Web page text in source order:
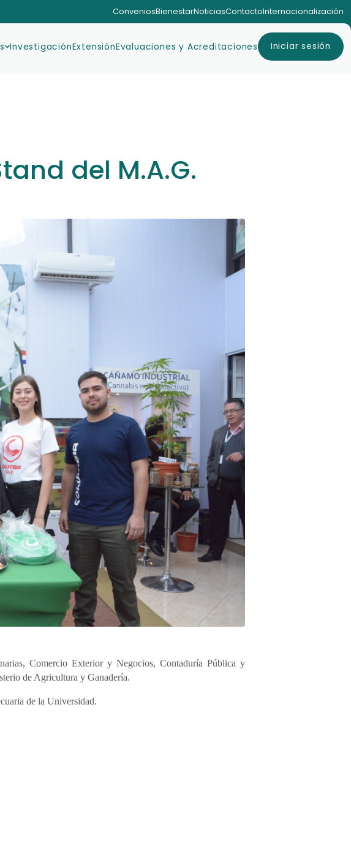
ConveniosBienestarNoticiasContactoInternacionalización
InvestigaciónExtensiónEvaluaciones y Acreditaciones Iniciar sesión
del M.A.G.
Comercio Exterior y Negocios, Contaduría Pública y
de Agricultura y Ganadería.
de la Universidad.